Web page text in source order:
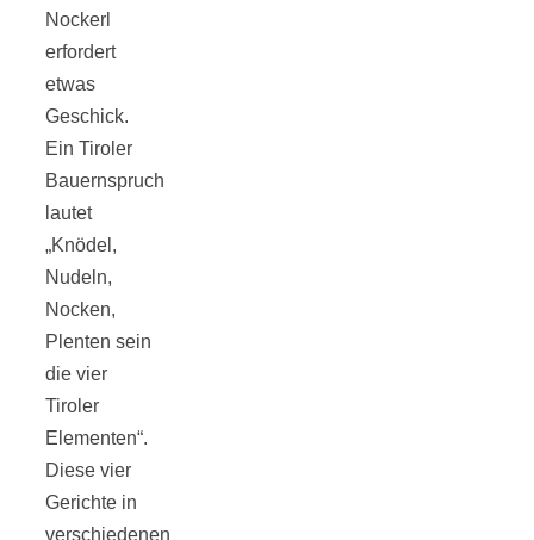
Nockerl
erfordert
etwas
Geschick.
Ein Tiroler
Bauernspruch
lautet
„Knödel,
Nudeln,
Nocken,
Plenten sein
die vier
Tiroler
Elementen“.
Diese vier
Gerichte in
verschiedenen